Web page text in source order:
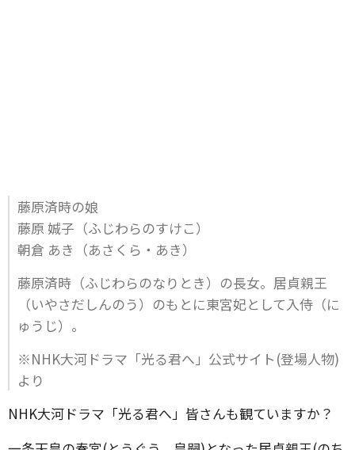
藤原済時の娘
藤原 娍子（ふじわらのすけこ）
朝倉 あき（あさくら・あき）
藤原済時（ふじわらのなりとき）の長女。居貞親王
（いやさだしんのう）のもとに東宮妃として入侍（に
ゅうじ）。
※NHK大河ドラマ「光る君へ」公式サイト(登場人物)
より
NHK大河ドラマ「光る君へ」皆さんも観ていますか？